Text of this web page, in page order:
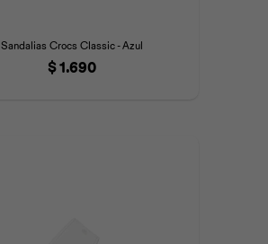
Sandalias Crocs Classic - Azul
$1.690